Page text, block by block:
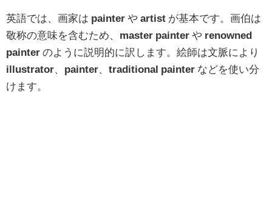
英語では、画家は painter や artist が基本です。画伯は
敬称の意味を含むため、 master painter や renowned
painter のように説明的に訳します。絵師は文脈により
illustrator
painter traditional painter などを使い分
けます。